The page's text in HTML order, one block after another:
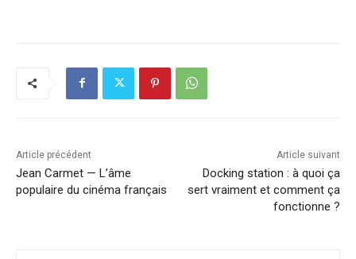
Article précédent
Jean Carmet — L’âme
populaire du cinéma français
Article suivant
Docking station : à quoi ça
sert vraiment et comment ça
fonctionne ?